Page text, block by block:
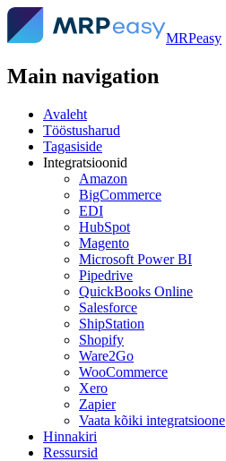
MRPeasy
Main navigation
Avaleht
Tööstusharud
Tagasiside
Integratsioonid
Amazon
BigCommerce
EDI
HubSpot
Magento
Microsoft Power BI
Pipedrive
QuickBooks Online
Salesforce
ShipStation
Shopify
Ware2Go
WooCommerce
Xero
Zapier
Vaata kõiki integratsioone
Hinnakiri
Ressursid